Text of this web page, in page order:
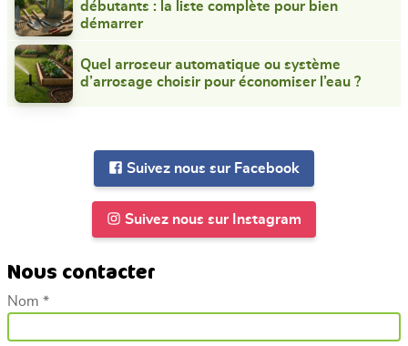
débutants : la liste complète pour bien
démarrer
Quel arroseur automatique ou système
d’arrosage choisir pour économiser l’eau ?
Suivez nous sur Facebook
Suivez nous sur Instagram
Nous contacter
Nom *